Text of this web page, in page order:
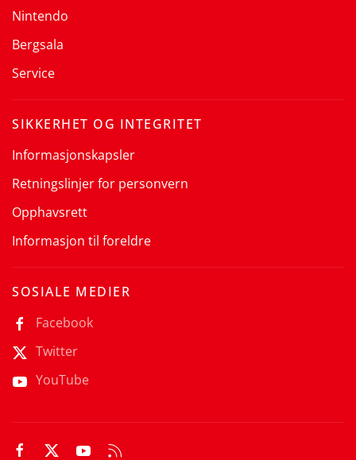
Nintendo
Bergsala
Service
SIKKERHET OG INTEGRITET
Informasjonskapsler
Retningslinjer for personvern
Opphavsrett
Informasjon til foreldre
SOSIALE MEDIER
Facebook
Twitter
YouTube